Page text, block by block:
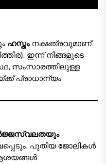
ഹസ്തംനക്ഷത്രവുമാണ്
ഇന്ന് നിങ്ങളുടെ
സംസാരത്തിലുള്ള
പ്രാധാന്യം
പുതിയ ജോലികൾ